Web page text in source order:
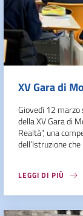
XV Gara di
Giovedì 12
della XV Gara di
Realtà”, una
dell’Istruzione
LEGGI DI PIÙ